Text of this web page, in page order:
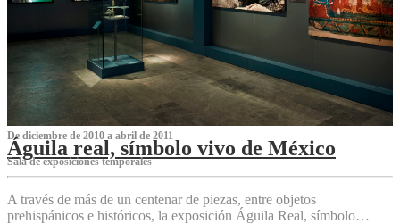
De diciembre de 2010 a abril de 2011
Águila real, símbolo vivo de México
Sala de exposiciones temporales
A través de más de un centenar de piezas, entre objetos
prehispánicos e históricos, la exposición Águila Real, símbolo…